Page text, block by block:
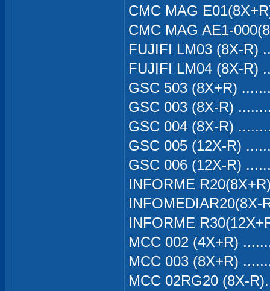
CMC MAG
CMC MAG AE1-
FUJIFI LM03 (8X-R)
FUJIFI LM04 (8X-R)
GSC 503 (8X+R)
GSC 003 (8X-R)
GSC 004 (8X-R)
GSC 005 (12X-R)
GSC 006 (12X-R)
INFORME
INFOMEDIAR20(8X-
INFORME
MCC 002 (4X+R)
MCC 003 (8X+R)
MCC 02RG20 (8X-